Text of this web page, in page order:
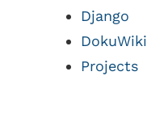
Django
DokuWiki
Projects